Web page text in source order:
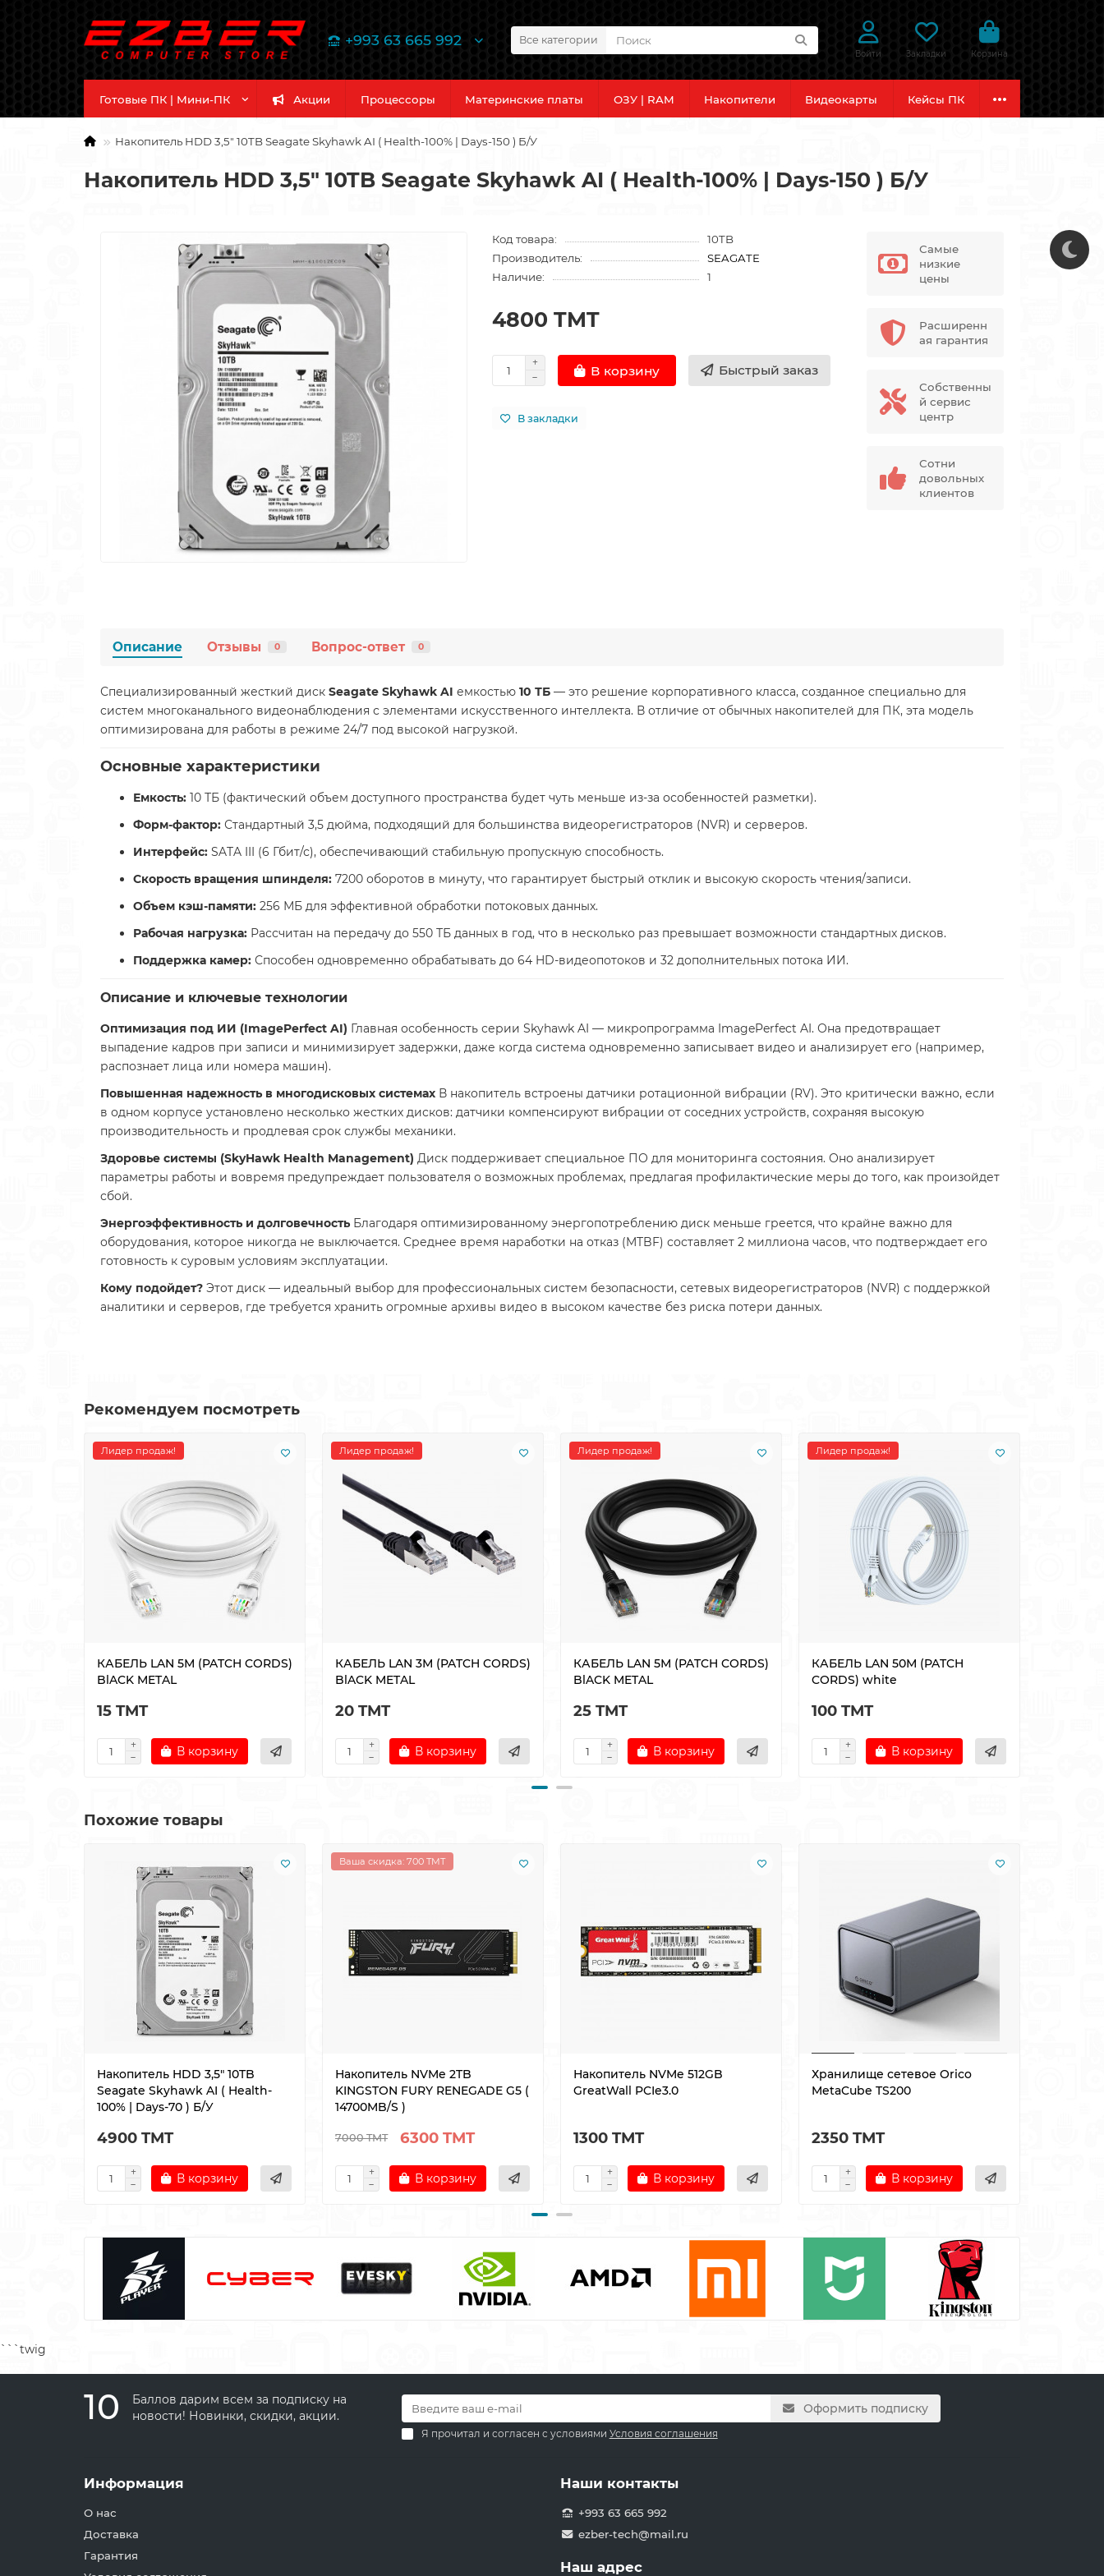
Все категории
+993 63 665 992
Войти Закладки Корзина
Готовые ПК | Мини-ПК Акции Процессоры Материнские платы ОЗУ | RAM Накопители Видеокарты Кейсы ПК
Накопитель HDD 3,5" 10TB Seagate Skyhawk AI ( Health-100% | Days-150 ) Б/У
Накопитель HDD 3,5" 10TB Seagate Skyhawk AI ( Health-100% | Days-150 ) Б/У
Код товара:
10TB
Производитель:
SEAGATE
Наличие:
1
4800 TMT
В корзину Быстрый заказ
В закладки
Самые
низкие
цены
Расширенн
ая гарантия
Собственны
й сервис
центр
Сотни
довольных
клиентов
Описание Отзывы 0 Вопрос-ответ 0
Специализированный жесткий диск Seagate Skyhawk AI емкостью 10 ТБ — это решение корпоративного класса, созданное специально для
систем многоканального видеонаблюдения с элементами искусственного интеллекта. В отличие от обычных накопителей для ПК, эта модель
оптимизирована для работы в режиме 24/7 под высокой нагрузкой.
Основные характеристики
Емкость: 10 ТБ (фактический объем доступного пространства будет чуть меньше из-за особенностей разметки).
Форм-фактор: Стандартный 3,5 дюйма, подходящий для большинства видеорегистраторов (NVR) и серверов.
Интерфейс: SATA III (6 Гбит/с), обеспечивающий стабильную пропускную способность.
Скорость вращения шпинделя: 7200 оборотов в минуту, что гарантирует быстрый отклик и высокую скорость чтения/записи.
Объем кэш-памяти: 256 МБ для эффективной обработки потоковых данных.
Рабочая нагрузка: Рассчитан на передачу до 550 ТБ данных в год, что в несколько раз превышает возможности стандартных дисков.
Поддержка камер: Способен одновременно обрабатывать до 64 HD-видеопотоков и 32 дополнительных потока ИИ.
Описание и ключевые технологии
Оптимизация под ИИ (ImagePerfect AI) Главная особенность серии Skyhawk AI — микропрограмма ImagePerfect AI. Она предотвращает
выпадение кадров при записи и минимизирует задержки, даже когда система одновременно записывает видео и анализирует его (например,
распознает лица или номера машин).
Повышенная надежность в многодисковых системах В накопитель встроены датчики ротационной вибрации (RV). Это критически важно, если
в одном корпусе установлено несколько жестких дисков: датчики компенсируют вибрации от соседних устройств, сохраняя высокую
производительность и продлевая срок службы механики.
Здоровье системы (SkyHawk Health Management) Диск поддерживает специальное ПО для мониторинга состояния. Оно анализирует
параметры работы и вовремя предупреждает пользователя о возможных проблемах, предлагая профилактические меры до того, как произойдет
сбой.
Энергоэффективность и долговечность Благодаря оптимизированному энергопотреблению диск меньше греется, что крайне важно для
оборудования, которое никогда не выключается. Среднее время наработки на отказ (MTBF) составляет 2 миллиона часов, что подтверждает его
готовность к суровым условиям эксплуатации.
Кому подойдет? Этот диск — идеальный выбор для профессиональных систем безопасности, сетевых видеорегистраторов (NVR) с поддержкой
аналитики и серверов, где требуется хранить огромные архивы видео в высоком качестве без риска потери данных.
Рекомендуем посмотреть
Лидер продаж!
КАБЕЛЬ LAN 5М (PATCH CORDS)
BlACK METAL
15 TMT
В корзину
Лидер продаж!
КАБЕЛЬ LAN 3М (PATCH CORDS)
BlACK METAL
20 TMT
В корзину
Лидер продаж!
КАБЕЛЬ LAN 5М (PATCH CORDS)
BlACK METAL
25 TMT
В корзину
Лидер продаж!
КАБЕЛЬ LAN 50М (PATCH
CORDS) white
100 TMT
В корзину
Похожие товары
Накопитель HDD 3,5" 10TB
Seagate Skyhawk AI ( Health-
100% | Days-70 ) Б/У
4900 TMT
В корзину
Ваша скидка: 700 TMT
Накопитель NVMe 2TB
KINGSTON FURY RENEGADE G5 (
14700MB/S )
7000 TMT 6300 TMT
В корзину
Накопитель NVMe 512GB
GreatWall PCIe3.0
1300 TMT
В корзину
Хранилище сетевое Orico
MetaCube TS200
2350 TMT
В корзину
```twig
10
Баллов дарим всем за подписку на
новости! Новинки, скидки, акции.
Оформить подписку
Я прочитал и согласен с условиями Условия соглашения
Информация
О нас
Доставка
Гарантия
Наши контакты
+993 63 665 992
ezber-tech@mail.ru
Наш адрес